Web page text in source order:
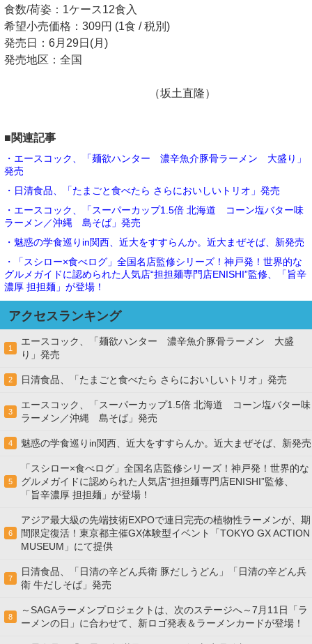
食数/荷姿：1ケース12食入
希望小売価格：309円 (1食 / 税別)
発売日：6月29日(月)
発売地区：全国
（坂土直隆）
■関連記事
・エースコック、「麺欲ハンター 濃辛魚介豚骨ラーメン 大盛り」
発売
・日清食品、「たまごと食べたら さらにおいしいトリオ」発売
・エースコック、「スーパーカップ1.5倍 北海道 コーン塩バター味
ラーメン／沖縄 島そば」発売
・魅惑の学食巡りin関西、近大をすすらんか。近大まぜそば、新発売
・「スシロー×食べログ」全国名店監修シリーズ！神戸発！世界的な
グルメガイドに認められた人気店“担担麺専門店ENISHI”監修、「旨辛
濃厚 担担麺」が登場！
アクセスランキング
1
エースコック、「麺欲ハンター 濃辛魚介豚骨ラーメン 大盛
り」発売
2 日清食品、「たまごと食べたら さらにおいしいトリオ」発売
3
エースコック、「スーパーカップ1.5倍 北海道 コーン塩バター味
ラーメン／沖縄 島そば」発売
4 魅惑の学食巡りin関西、近大をすすらんか。近大まぜそば、新発売
5
「スシロー×食べログ」全国名店監修シリーズ！神戸発！世界的な
グルメガイドに認められた人気店“担担麺専門店ENISHI”監修、
「旨辛濃厚 担担麺」が登場！
6
アジア最大級の先端技術EXPOで連日完売の植物性ラーメンが、期
間限定復活！東京都主催GX体験型イベント「TOKYO GX ACTION
MUSEUM」にて提供
7
日清食品、「日清の辛どん兵衛 豚だしうどん」「日清の辛どん兵
衛 牛だしそば」発売
8
～SAGAラーメンプロジェクトは、次のステージへ～7月11日「ラ
ーメンの日」に合わせて、新ロゴ発表＆ラーメンカードが登場！